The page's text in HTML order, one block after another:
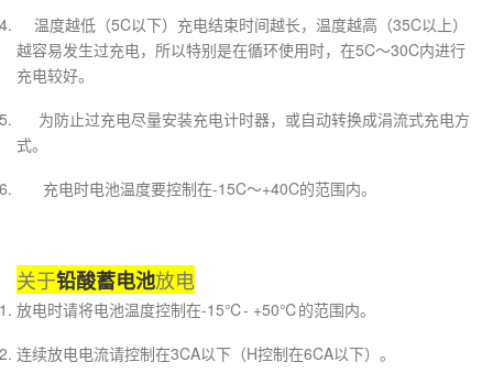
温度越低（5C以下）充电结束时间越长，温度越高（35C以上）
越容易发生过充电，所以特别是在循环使用时，在5C～30C内进行
充电较好。
为防止过充电尽量安装充电计时器，或自动转换成涓流式充电方
式。
充电时电池温度要控制在-15C～+40C的范围内。
关于铅酸蓄电池放电
放电时请将电池温度控制在-15℃- +50℃的范围内。
连续放电电流请控制在3CA以下（H控制在6CA以下）。